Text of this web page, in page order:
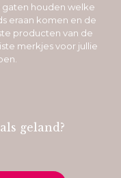
gaten houden welke
eraan komen en de
producten van de
merkjes voor jullie
geland?